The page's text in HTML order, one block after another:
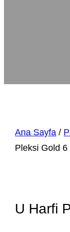
Ana Sayfa /
Pleksi Gold 6
U Harfi